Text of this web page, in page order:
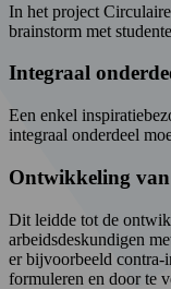
In het project
brainstorm met
Integraal
Een enkel
integraal onderdeel
Ontwikkeling van
Dit leidde tot de
arbeidsdeskundigen
er bijvoorbeeld contra-
formuleren en door te